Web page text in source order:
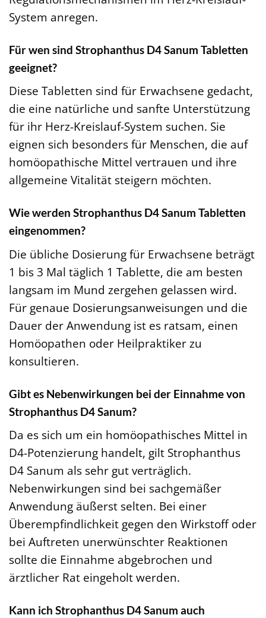
System anregen.
Für wen sind Strophanthus D4 Sanum Tabletten
geeignet?
Diese Tabletten sind für Erwachsene gedacht,
die eine natürliche und sanfte Unterstützung
für ihr Herz-Kreislauf-System suchen. Sie
eignen sich besonders für Menschen, die auf
homöopathische Mittel vertrauen und ihre
allgemeine Vitalität steigern möchten.
Wie werden Strophanthus D4 Sanum Tabletten
eingenommen?
Die übliche Dosierung für Erwachsene beträgt
1 bis 3 Mal täglich 1 Tablette, die am besten
langsam im Mund zergehen gelassen wird.
Für genaue Dosierungsanweisungen und die
Dauer der Anwendung ist es ratsam, einen
Homöopathen oder Heilpraktiker zu
konsultieren.
Gibt es Nebenwirkungen bei der Einnahme von
Strophanthus D4 Sanum?
Da es sich um ein homöopathisches Mittel in
D4-Potenzierung handelt, gilt Strophanthus
D4 Sanum als sehr gut verträglich.
Nebenwirkungen sind bei sachgemäßer
Anwendung äußerst selten. Bei einer
Überempfindlichkeit gegen den Wirkstoff oder
bei Auftreten unerwünschter Reaktionen
sollte die Einnahme abgebrochen und
ärztlicher Rat eingeholt werden.
Kann ich Strophanthus D4 Sanum auch